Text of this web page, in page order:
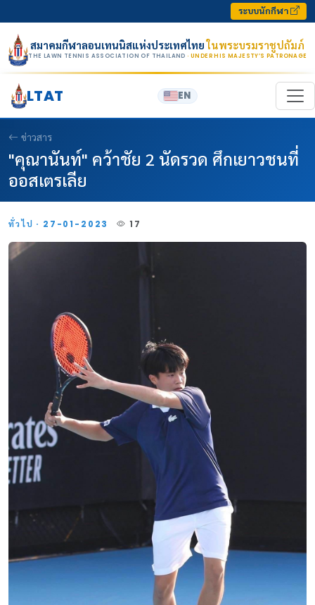
ระบบนักกีฬา
สมาคมกีฬาลอนเทนนิสแห่งประเทศไทยในพระบรมราชูปถัมภ์
THE LAWN TENNIS ASSOCIATION OF THAILAND · UNDER HIS MAJESTY’S PATRONAGE
LTAT EN
ข่าวสาร
"คุณานันท์" คว้าชัย 2 นัดรวด ศึกเยาวชนที่
ออสเตรเลีย
ทั่วไป · 27-01-2023 17